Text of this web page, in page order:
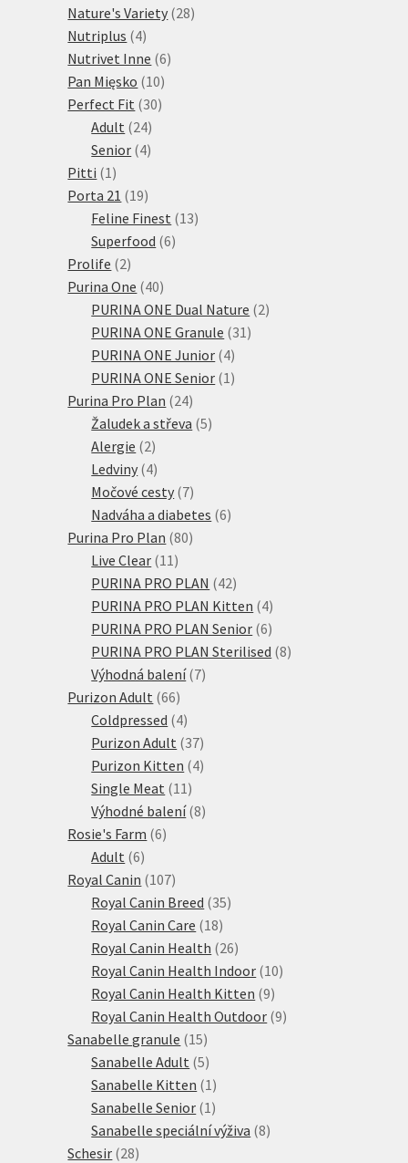
Nature's Variety 2828
Nutriplus 44
produkty
Nutrivet Inne 66
Pan Mięsko 1010
produktů
Perfect Fit 3030
Adult 2424
produktů
Senior 44
Pitti 1 1
produkt
Porta 21 1919
produktů
Feline Finest 1313
Superfood 66
Prolife 22
produkty
Purina One 4040
produktů
PURINA ONE Dual Nature 22
PURINA ONE Granule 31 31
PURINA ONE Junior 44
produkty
PURINA ONE Senior 1 1
Purina Pro Plan 2424
produktů
Žaludek a střeva 55
Alergie 22
produkty
Ledviny 44
produkty
Močové cesty 77
produktů
Nadváha a diabetes 66
Purina Pro Plan 8080
Live Clear 11 11
produktů
PURINA PRO PLAN 4242
produktů
PURINA PRO PLAN Kitten 44
produkty
PURINA PRO PLAN Senior 66
produktů
PURINA PRO PLAN Sterilised 88
Výhodná balení 77
Purizon Adult 6666
produktů
Coldpressed 44
produkty
Purizon Adult 3737
produktů
Purizon Kitten 44
Single Meat 11 11
produktů
Výhodné balení 88
Rosie's Farm 66
Adult 66
produktů
Royal Canin 107107
produktů
Royal Canin Breed 3535
Royal Canin Care 1818
produktů
Royal Canin Health 2626
produktů
Royal Canin Health Indoor 1010
Royal Canin Health Kitten 99
produktů
Royal Canin Health Outdoor 99
Sanabelle granule 1515
produktů
Sanabelle Adult 55
produktů
Sanabelle Kitten 1 1
produkt
Sanabelle Senior 1 1
produkt
Sanabelle speciální výživa 88
Schesir 2828